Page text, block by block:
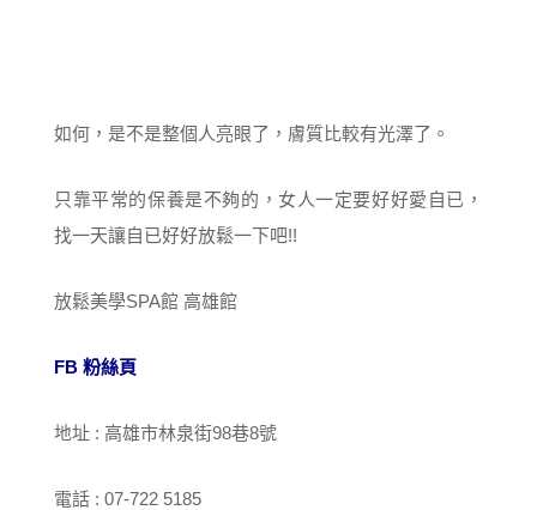
如何，是不是整個人亮眼了，膚質比較有光澤了。
只靠平常的保養是不夠的，女人一定要好好愛自已，
找一天讓自已好好放鬆一下吧!!
放鬆美學SPA館 高雄館
FB 粉絲頁
地址 : 高雄市林泉街98巷8號
電話 : 07-722 5185